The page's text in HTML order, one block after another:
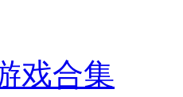
戏合集